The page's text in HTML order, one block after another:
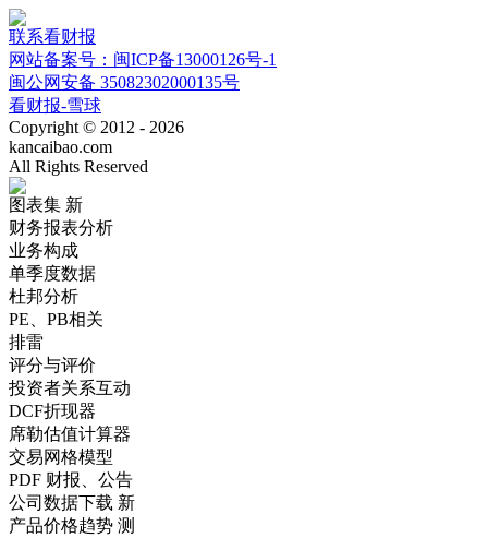
联系看财报
网站备案号：闽ICP备13000126号-1
闽公网安备 35082302000135号
看财报-雪球
Copyright © 2012 - 2026
kancaibao.com
All Rights Reserved
图表集 新
财务报表分析
业务构成
单季度数据
杜邦分析
PE、PB相关
排雷
评分与评价
投资者关系互动
DCF折现器
席勒估值计算器
交易网格模型
PDF 财报、公告
公司数据下载 新
产品价格趋势 测